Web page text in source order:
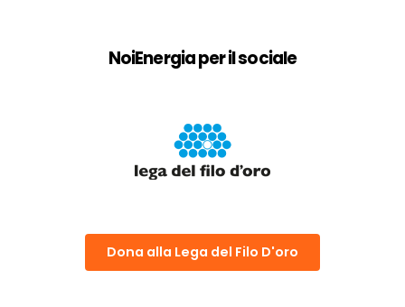
NoiEnergia per il sociale
Dona alla Lega del Filo D'oro